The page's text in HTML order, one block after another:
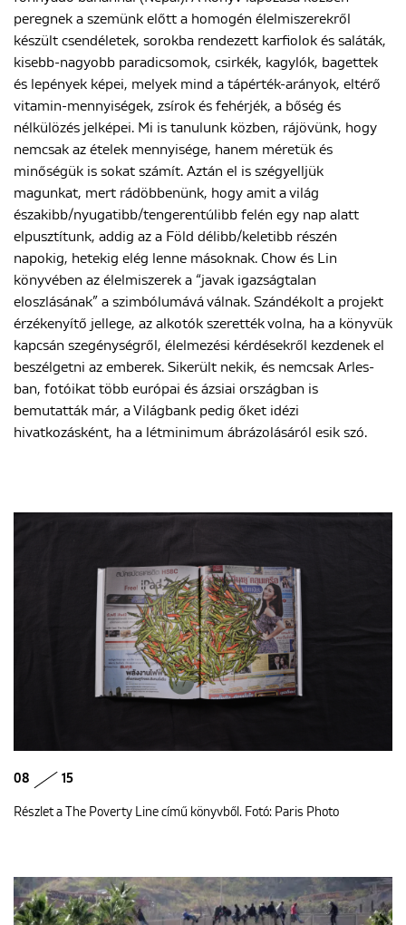
peregnek a szemünk előtt a homogén élelmiszerekről
készült csendéletek, sorokba rendezett karfiolok és saláták,
kisebb-nagyobb paradicsomok, csirkék, kagylók, bagettek
és lepények képei, melyek mind a tápérték-arányok, eltérő
vitamin-mennyiségek, zsírok és fehérjék, a bőség és
nélkülözés jelképei. Mi is tanulunk közben, rájövünk, hogy
nemcsak az ételek mennyisége, hanem méretük és
minőségük is sokat számít. Aztán el is szégyelljük
magunkat, mert rádöbbenünk, hogy amit a világ
északibb/nyugatibb/tengerentúlibb felén egy nap alatt
elpusztítunk, addig az a Föld délibb/keletibb részén
napokig, hetekig elég lenne másoknak. Chow és Lin
könyvében az élelmiszerek a “javak igazságtalan
eloszlásának” a szimbólumává válnak. Szándékolt a projekt
érzékenyítő jellege, az alkotók szerették volna, ha a könyvük
kapcsán szegénységről, élelmezési kérdésekről kezdenek el
beszélgetni az emberek. Sikerült nekik, és nemcsak Arles-
ban, fotóikat több európai és ázsiai országban is
bemutatták már, a Világbank pedig őket idézi
hivatkozásként, ha a létminimum ábrázolásáról esik szó.
08 15
Részlet a The Poverty Line című könyvből. Fotó: Paris Photo